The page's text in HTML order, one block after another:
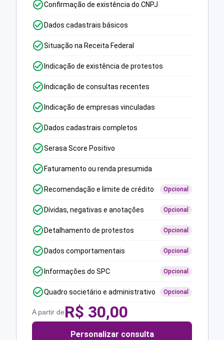
Confirmação de existência do CNPJ
Dados cadastrais básicos
Situação na Receita Federal
Indicação de existência de protestos
Indicação de consultas recentes
Indicação de empresas vinculadas
Dados cadastrais completos
Serasa Score Positivo
Faturamento ou renda presumida
Recomendação e limite de crédito Opcional
Dívidas, negativas e anotações Opcional
Detalhamento de protestos Opcional
Dados comportamentais Opcional
Informações do SPC Opcional
Quadro societário e administrativo Opcional
A partir deR$ 30,00
Personalizar consulta